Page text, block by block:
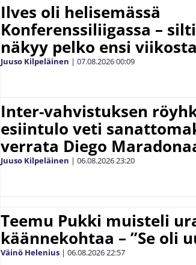
Ilves oli helisemässä
Konferenssiliigassa –
näkyy pelko ensi viikosta
Juuso Kilpeläinen | 07.08.202600:09
Inter-vahvistuksen
esiintulo veti
verrata Diego
Juuso Kilpeläinen | 06.08.202623:20
Teemu Pukki muisteli
käännekohtaa – ”Se oli
Väinö Helenius | 06.08.202622:57